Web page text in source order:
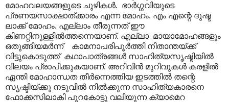
മോഹവലയങ്ങളുടെ ചുഴികൾ. ഭാർഗ്ഗവിയുടെ
പ്രണയസാക്ഷാത്ക്കാരം എന്ന മോഹം. എം എന്റെ ദുഷ്ട
ലാക്ക് മോഹം. എല്ലാം തീരുന്നത് ഈ
കിണറ്റിനുള്ളിൽത്തന്നെയാണ്. എല്ലാ മായാമോഹങ്ങളും
ഒതുങ്ങിയമർന്ന് കാമനാപരിപൂർത്തി നിതാന്തയ്ക്ക്
വിട്ടുകൊടുത്ത് കഥാപാത്രങ്ങൾ സാഹിത്യസൃഷ്ടിയിൽ
വിലയം പ്രാപിക്കുകയാണ്. അറിവിൻ മുറിവുകൾ കരളിൽ
ഏന്തി മോഹാന്ധത തീർന്നെത്തിയ ഇടത്തിൽ തന്റെ
സൃഷ്ടിയ്ക്കു നടുവിൽ നിൽക്കുന്ന സാഹിത്യകാരനെ
ഫോക്കസിലാകി പുറകോട്ടു വലിയുന്ന ക്യാമെറ